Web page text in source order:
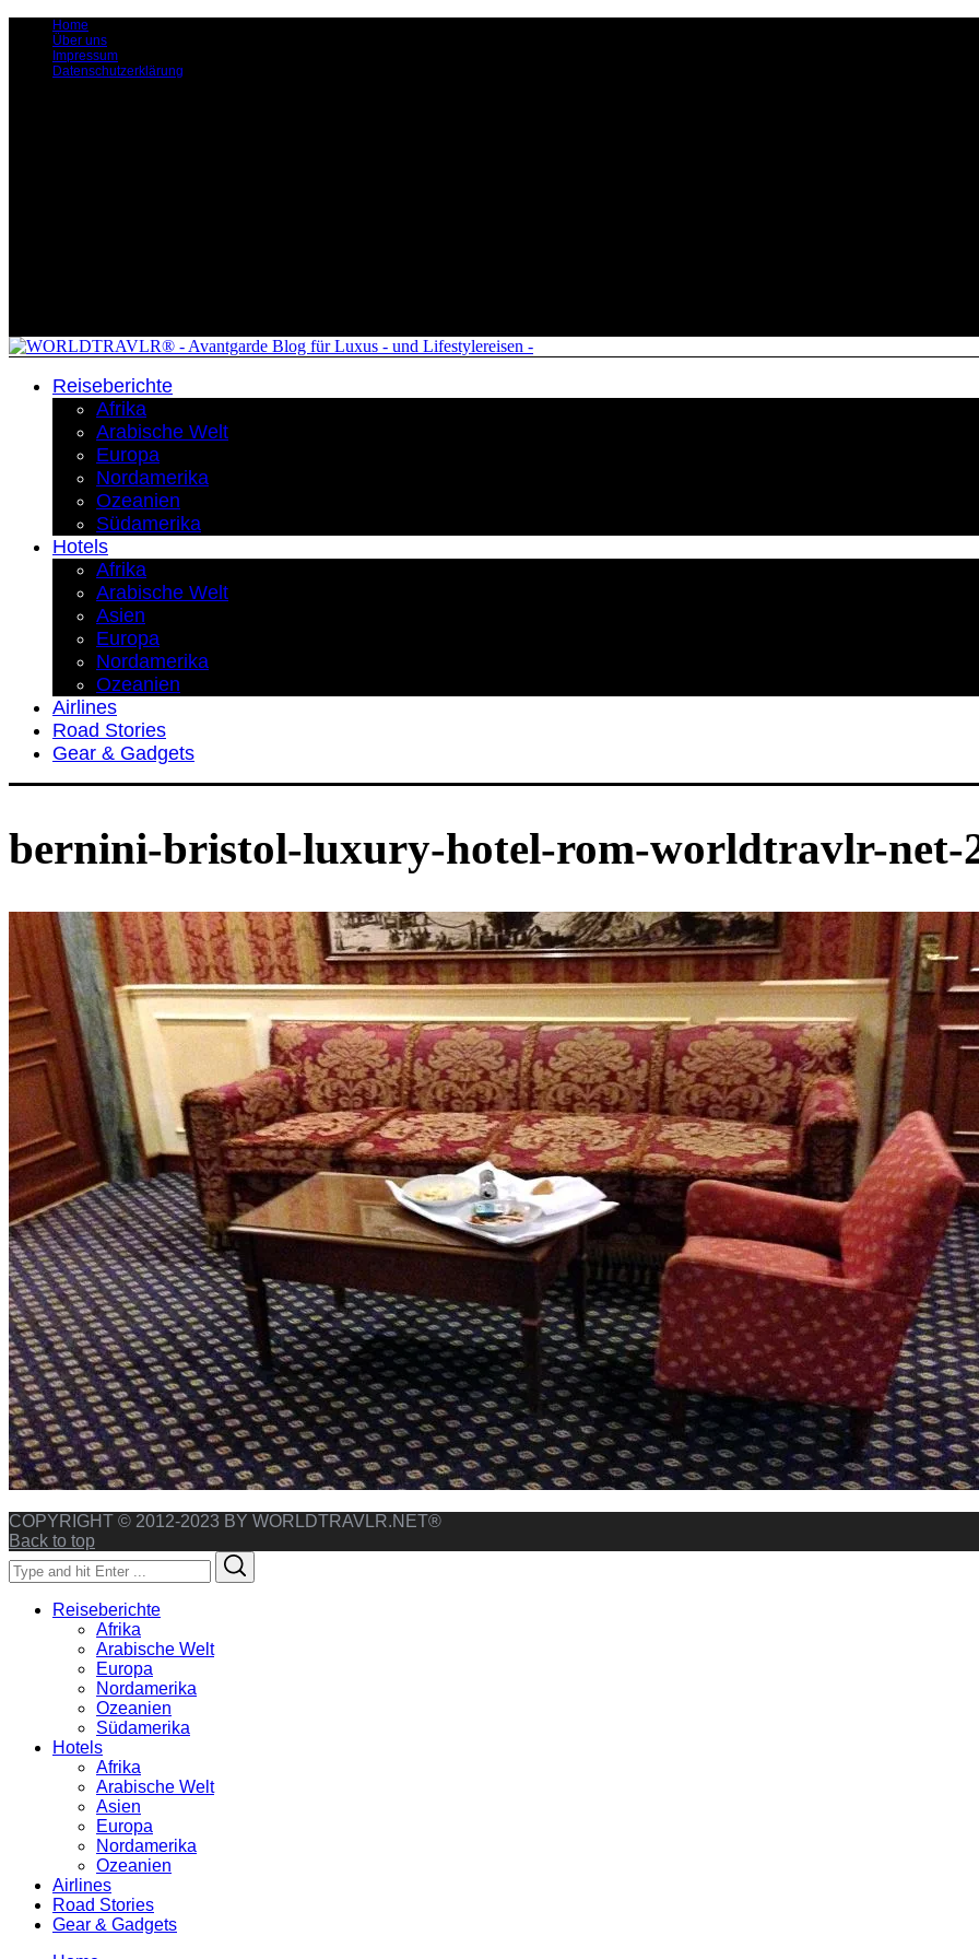
Home
Über uns
Impressum
Datenschutzerklärung
Reiseberichte
Afrika
Arabische Welt
Europa
Nordamerika
Ozeanien
Südamerika
Hotels
Afrika
Arabische Welt
Asien
Europa
Nordamerika
Ozeanien
Airlines
Road Stories
Gear & Gadgets
bernini-bristol-luxury-hotel-rom-worldtravlr-net-
COPYRIGHT © 2012-2023 BY WORLDTRAVLR.NET®
Back to top
Search
for:
Reiseberichte
Afrika
Arabische Welt
Europa
Nordamerika
Ozeanien
Südamerika
Hotels
Afrika
Arabische Welt
Asien
Europa
Nordamerika
Ozeanien
Airlines
Road Stories
Gear & Gadgets